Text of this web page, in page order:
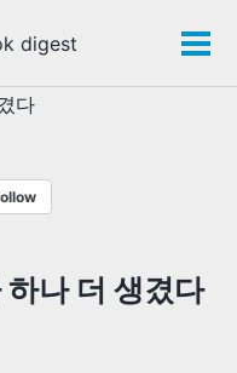
digest
Toggle
나 더 생겼다